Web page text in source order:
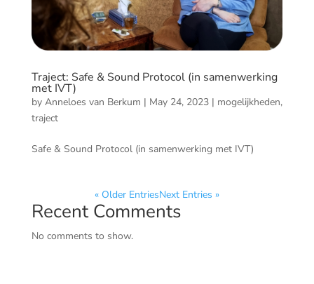
Traject: Safe & Sound Protocol (in samenwerking
met IVT)
by Anneloes van Berkum | May 24, 2023| mogelijkheden,
traject
Safe & Sound Protocol (in samenwerking met IVT)
« Older EntriesNext Entries »
Recent Comments
No comments to show.